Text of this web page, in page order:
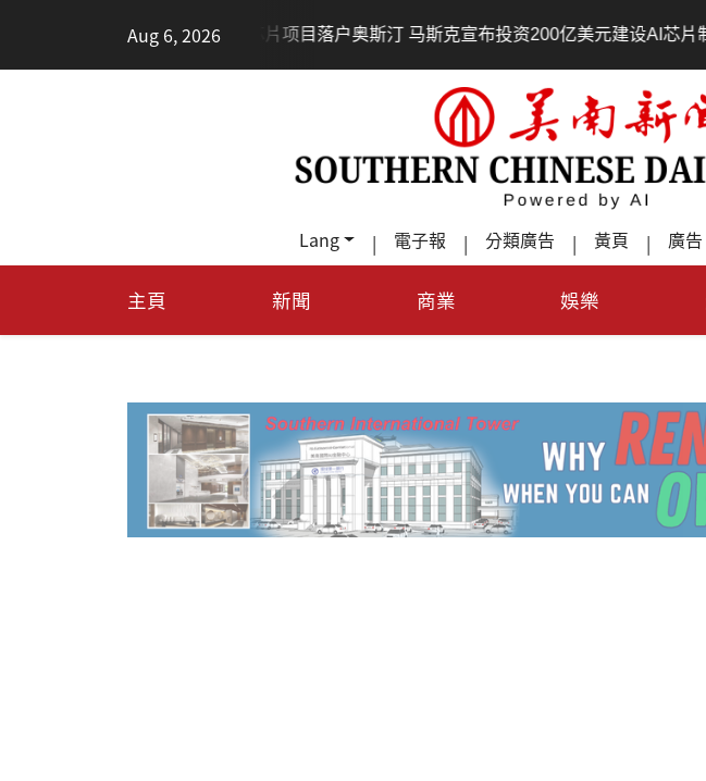
Aug 6, 2026
德州TeraFab芯片项目落户奥斯汀 马斯克宣布投资200亿美元建设AI芯片制造基地 •
Lang | 電子報 | 分類廣告 | 黃頁 | 廣
主頁 新聞 商業 娛樂